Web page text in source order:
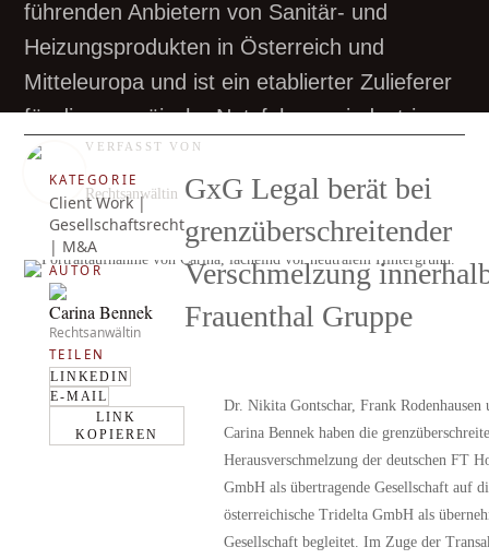
führenden Anbietern von Sanitär- und
Heizungsprodukten in Österreich und
Mitteleuropa und ist ein etablierter Zulieferer
für die europäische Nutzfahrzeugindustrie.
VERFASST VON
Carina Bennek
Rechtsanwältin
KATEGORIE
Client Work |
Gesellschaftsrecht
| M&A
AUTOR
Carina Bennek
Rechtsanwältin
TEILEN
LINKEDIN
E-MAIL
LINK
KOPIEREN
GxG Legal berät bei
grenzüberschreitender
Verschmelzung
Frauenthal Gruppe
Dr. Nikita Gontschar, Frank Rodenhausen
Carina Bennekhaben die
Herausverschmelzung der deutschen FT
GmbH als übertragende Gesellschaft auf
österreichische Tridelta GmbH als
Gesellschaft begleitet. Im Zuge der